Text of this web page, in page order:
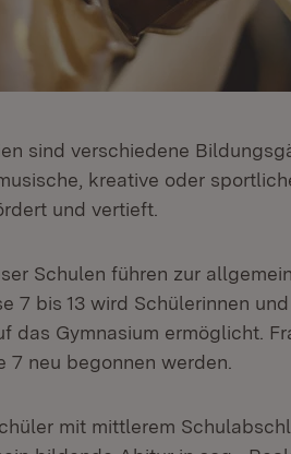
sind verschiedene
kreative oder
und vertieft.
Schulen führen zur
7 bis 13 wird Schülerinnen
das Gymnasium ermöglicht.
7 neu begonnen werden.
mit mittlerem